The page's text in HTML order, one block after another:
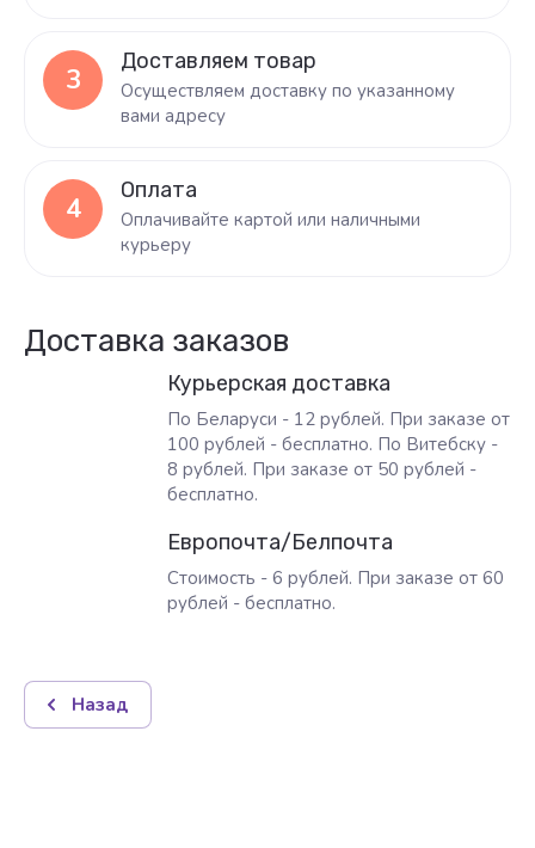
3
Доставляем товар
Осуществляем доставку по указанному
вами адресу
4
Оплата
Оплачивайте картой или наличными
курьеру
Доставка заказов
Курьерская доставка
По Беларуси - 12 рублей. При заказе от
100 рублей - бесплатно. По Витебску -
8 рублей. При заказе от 50 рублей -
бесплатно.
Европочта/Белпочта
Стоимость - 6 рублей. При заказе от 60
рублей - бесплатно.
Назад